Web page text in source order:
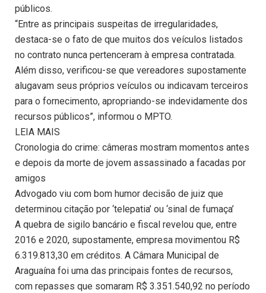
públicos.
“Entre as principais suspeitas de irregularidades,
destaca-se o fato de que muitos dos veículos listados
no contrato nunca pertenceram à empresa contratada.
Além disso, verificou-se que vereadores supostamente
alugavam seus próprios veículos ou indicavam terceiros
para o fornecimento, apropriando-se indevidamente dos
recursos públicos”, informou o MPTO.
LEIA MAIS
Cronologia do crime: câmeras mostram momentos antes
e depois da morte de jovem assassinado a facadas por
amigos
Advogado viu com bom humor decisão de juiz que
determinou citação por ‘telepatia’ ou ‘sinal de fumaça’
A quebra de sigilo bancário e fiscal revelou que, entre
2016 e 2020, supostamente, empresa movimentou R$
6.319.813,30 em créditos. A Câmara Municipal de
Araguaína foi uma das principais fontes de recursos,
com repasses que somaram R$ 3.351.540,92 no período